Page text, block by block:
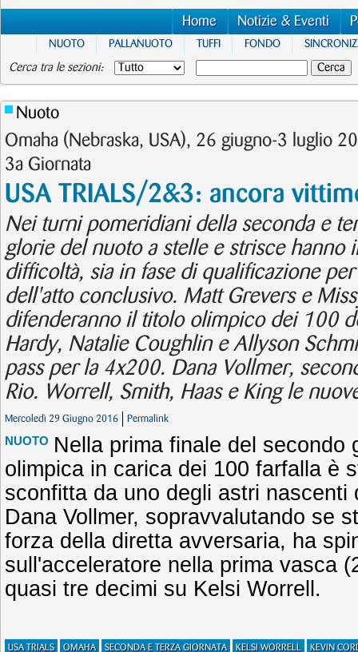
Home Notizie & Eventi
NUOTO PALLANUOTO TUFFI FONDO
Cerca tra le sezioni:
Nuoto
Omaha (Nebraska, USA), 26 giugno-3 luglio
3a Giornata
USA TRIALS/2&3: ancora
Nei turni pomeridiani della seconda e
glorie del nuoto a stelle e strisce hanno
difficoltà, sia in fase di qualificazione
dell'atto conclusivo. Matt Grevers e
difenderanno il titolo olimpico dei 100
Hardy, Natalie Coughlin e Allyson
pass per la 4x200. Dana Vollmer,
Rio. Worrell, Smith, Haas e King le
Mercoledì 29 Giugno 2016 Permalink
NUOTO Nella prima finale del secondo
olimpica in carica dei 100 farfalla è
sconfitta da uno degli astri nascenti
Dana Vollmer, sopravvalutando se
forza della diretta avversaria, ha
sull'acceleratore nella prima vasca
quasi tre decimi su Kelsi Worrell.
USA TRIALS OMAHA SECONDA E TERZA GIORNATA KELSI WORRELL
KEVIN